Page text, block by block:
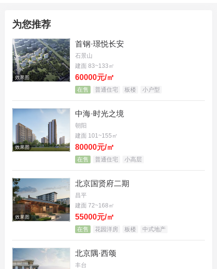
为您推荐
效果图
首钢·璟悦长安
石景山
建面 83~133㎡
60000元/㎡
在售 普通住宅 板楼 小户型
效果图
中海·时光之境
朝阳
建面 101~155㎡
80000元/㎡
在售 普通住宅 小高层
效果图
北京国贤府二期
昌平
建面 72~168㎡
55000元/㎡
在售 花园洋房 板楼 中式地产
北京隅·西颂
丰台